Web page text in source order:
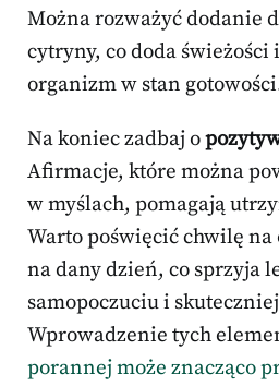
Można rozważyć dodanie
cytryny, co doda
organizm w stan
Na koniec zadbaj o
Afirmacje, które można
w myślach, pomagają
Warto poświęcić chwilę
na dany dzień, co sprzyja
samopoczuciu i
Wprowadzenie tych
porannej może znacząco